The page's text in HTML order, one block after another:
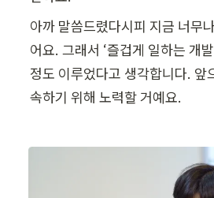
아까 말씀드렸다시피 지금 너무
어요. 그래서 ‘즐겁게 일하는 개
정도 이루었다고 생각합니다. 앞
속하기 위해 노력할 거예요.